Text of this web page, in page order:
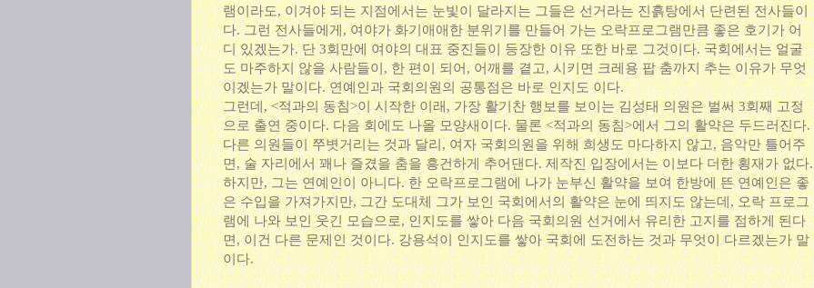
램이라도, 이겨야 되는 지점에서는 눈빛이 달라지는 그들은 선거라는 진흙탕에서 단련된 전사들이
다. 그런 전사들에게, 여야가 화기애애한 분위기를 만들어 가는 오락프로그램만큼 좋은 호기가 어
디 있겠는가. 단 3회만에 여야의 대표 중진들이 등장한 이유 또한 바로 그것이다. 국회에서는 얼굴
도 마주하지 않을 사람들이, 한 편이 되어, 어깨를 곁고, 시키면 크레용 팝 춤까지 추는 이유가 무엇
이겠는가 말이다. 연예인과 국회의원의 공통점은 바로 인지도 이다.
그런데, <적과의 동침>이 시작한 이래, 가장 활기찬 행보를 보이는 김성태 의원은 벌써 3회째 고정
으로 출연 중이다. 다음 회에도 나올 모양새이다. 물론 <적과의 동침>에서 그의 활약은 두드러진다.
다른 의원들이 쭈볏거리는 것과 달리, 여자 국회의원을 위해 희생도 마다하지 않고, 음악만 틀어주
면, 술 자리에서 꽤나 즐겼을 춤을 흥건하게 추어댄다. 제작진 입장에서는 이보다 더한 횡재가 없다.
하지만, 그는 연예인이 아니다. 한 오락프로그램에 나가 눈부신 활약을 보여 한방에 뜬 연예인은 좋
은 수입을 가져가지만, 그간 도대체 그가 보인 국회에서의 활약은 눈에 띄지도 않는데, 오락 프로그
램에 나와 보인 웃긴 모습으로, 인지도를 쌓아 다음 국회의원 선거에서 유리한 고지를 점하게 된다
면, 이건 다른 문제인 것이다. 강용석이 인지도를 쌓아 국회에 도전하는 것과 무엇이 다르겠는가 말
이다.